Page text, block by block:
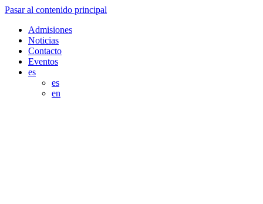
Pasar al contenido principal
Admisiones
Noticias
Contacto
Eventos
es
es
en